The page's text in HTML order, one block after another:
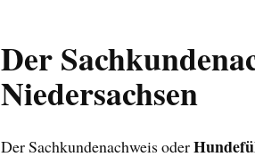
Der
Niedersachsen
Der Sachkundenachweis oder